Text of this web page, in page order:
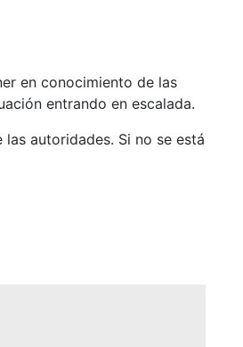
en conocimiento de las
entrando en escalada.
autoridades. Si no se está